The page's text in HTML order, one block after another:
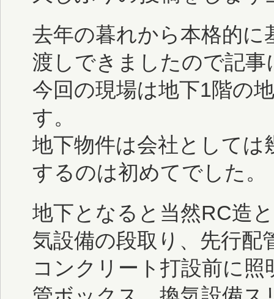
去年の暮れから本格的に
渡しできましたので記事
今回の現場は地下1階の
す。
地下物件は会社として
するのは初めてでした。
地下となると当然RC造
気設備の段取り、先行配
コンクリート打設前に